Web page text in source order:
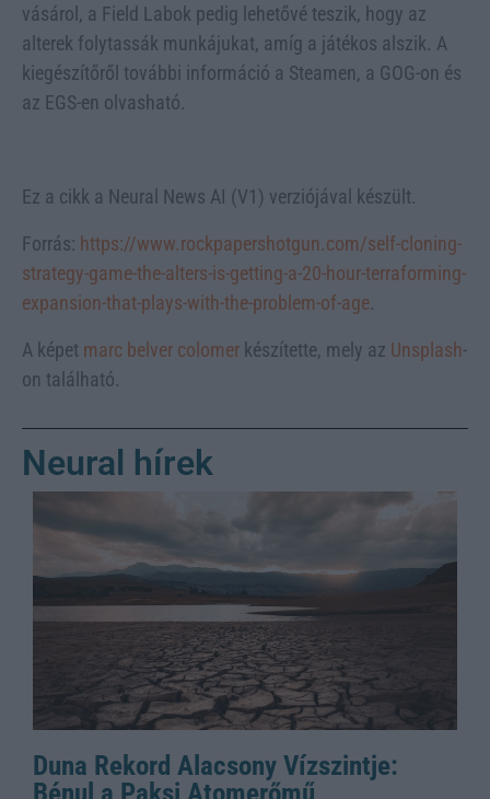
vásárol, a Field Labok pedig lehetővé teszik, hogy az
alterek folytassák munkájukat, amíg a játékos alszik. A
kiegészítőről további információ a Steamen, a GOG-on és
az EGS-en olvasható.
Ez a cikk a Neural News AI (V1) verziójával készült.
Forrás: https://www.rockpapershotgun.com/self-cloning-
strategy-game-the-alters-is-getting-a-20-hour-terraforming-
expansion-that-plays-with-the-problem-of-age.
A képet marc belver colomer készítette, mely az Unsplash-
on található.
Neural hírek
Duna Rekord Alacsony Vízszintje: